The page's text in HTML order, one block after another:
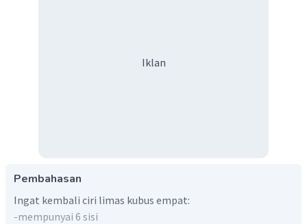
Iklan
Pembahasan
Ingat kembali ciri limas kubus empat:
-mempunyai 6 sisi